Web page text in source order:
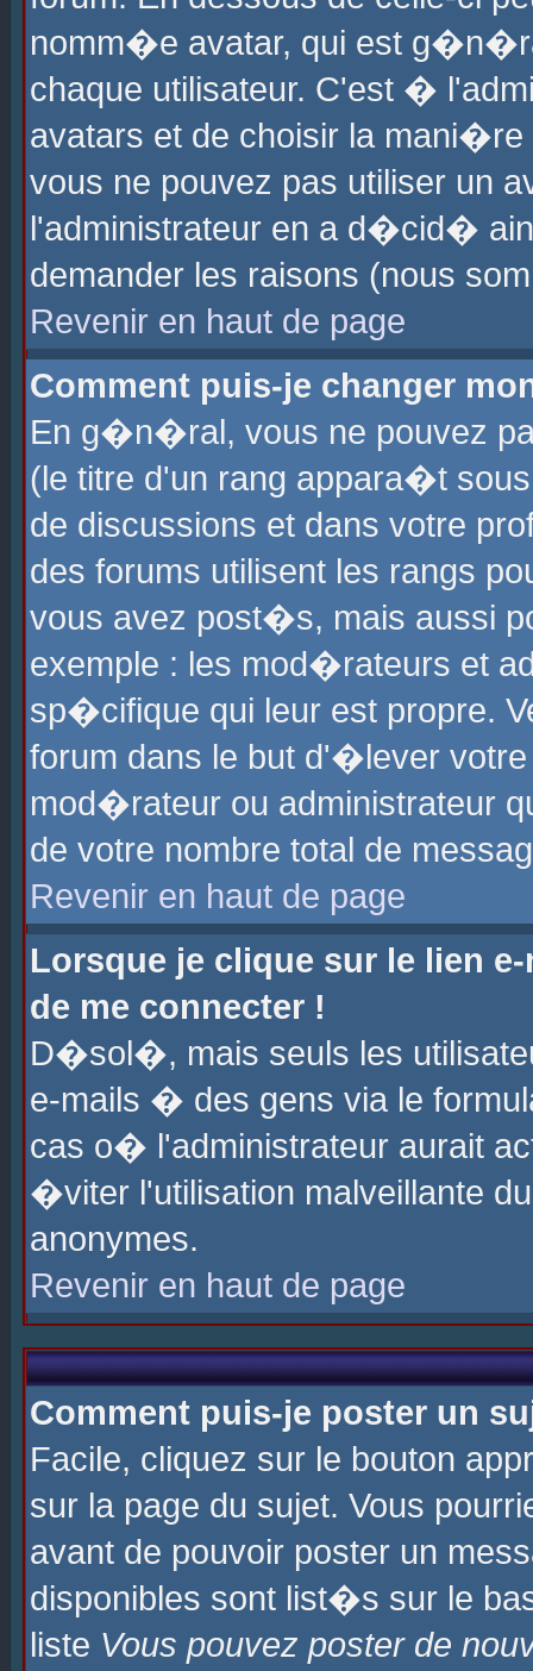
nomm�e avatar, qui est
chaque utilisateur. C'est �
avatars et de choisir la
vous ne pouvez pas utiliser un
l'administrateur en a d�cid�
demander les raisons (nous
Revenir en haut de page
Comment puis-je changer
En g�n�ral, vous ne pouvez
(le titre d'un rang appara�t
de discussions et dans votre
des forums utilisent les rangs
vous avez post�s, mais aussi
exemple : les mod�rateurs et
sp�cifique qui leur est propre.
forum dans le but d'�lever
mod�rateur ou administrateur
de votre nombre total de
Revenir en haut de page
Lorsque je clique sur le lien
de me connecter !
D�sol�, mais seuls les
e-mails � des gens via le
cas o� l'administrateur aurait
�viter l'utilisation malveillante
anonymes.
Revenir en haut de page
Comment puis-je poster un
Facile, cliquez sur le bouton
sur la page du sujet. Vous
avant de pouvoir poster un
disponibles sont list�s sur le
liste Vous pouvez poster de